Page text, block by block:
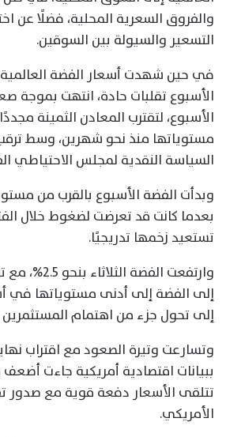
والفروق السعرية المحلية، فضلًا عن
التسعير والسيولة بين السوقين.
في حين شهدت أسعار الفضة العالمية
الأسبوع تقلبات حادة، انتهت
الأسبوع، لتقترب المعادن الثمينة
مستوياتها منذ نحو شهرين، وسط
السياسة النقدية لمجلس الاحتياطي
بعدما كانت قد تعرضت لضغوط خلال
تستعيد زخمها تدريجيًا.
وارتفعت الفضة
إلى الفضة إلى أدنى مستوياتها في
إلى تحول جزء من اهتمام المستثمرين
وتسارعت وتيرة الصعود مع اقتراب
ببيانات اقتصادية أمريكية جاءت
تتلقى الأسعار دفعة قوية مع صدور
الأمريكي.